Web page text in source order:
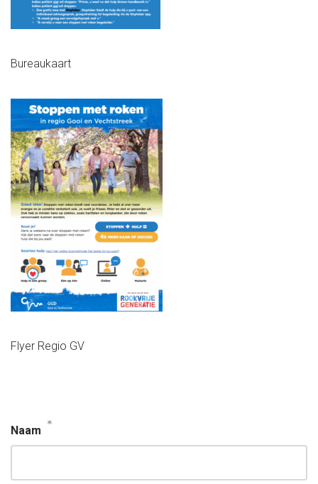
Bureaukaart
Flyer Regio GV
Naam
*